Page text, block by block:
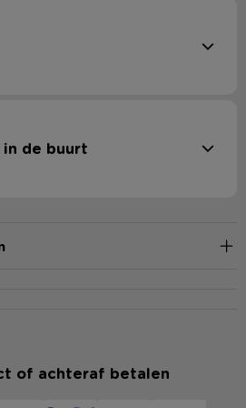
de buurt
of achteraf betalen